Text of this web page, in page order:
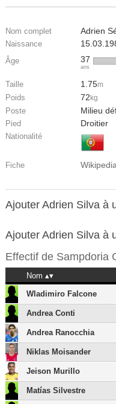
Nom complet Adrien
Naissance
Âge 37
ans
Taille 1.75m
Poids 72 kg
Poste Milieu
Pied Droitier
Nationalité
Fiche
Ajouter Adrien Silva à
Ajouter Adrien Silva à
Effectif de Sampdoria
Nom
Wladimiro Falcone
Andrea Conti
Andrea Ranocchia
Niklas Moisander
Jeison Murillo
Matías Silvestre